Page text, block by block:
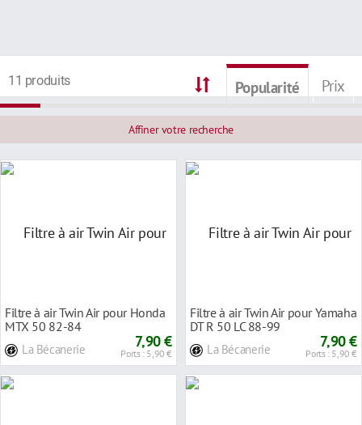
11 produits Popularité Prix
Affiner votre recherche
Filtre à air Twin Air pour Honda
MTX 50 82-84
La Bécanerie 7,90 €
Ports : 5,90 €
Filtre à air Twin Air pour Yamaha
DT R 50 LC 88-99
La Bécanerie 7,90 €
Ports : 5,90 €